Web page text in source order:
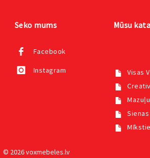
Seko mums
Facebook
Instagram
Mūsu
Visas
Sienas
© 2026 voxmebeles.lv